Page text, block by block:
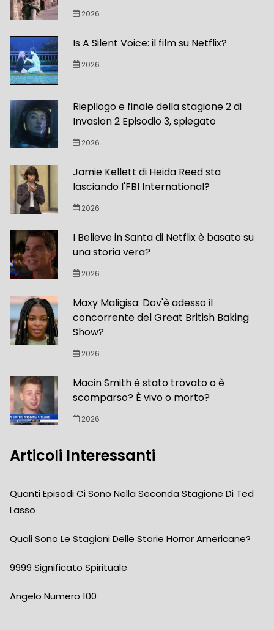
2026
Is A Silent Voice: il film su Netflix?
2026
Riepilogo e finale della stagione 2 di
Invasion 2 Episodio 3, spiegato
2026
Jamie Kellett di Heida Reed sta
lasciando l'FBI International?
2026
I Believe in Santa di Netflix è basato su
una storia vera?
2026
Maxy Maligisa: Dov'è adesso il
concorrente del Great British Baking
Show?
2026
Macin Smith è stato trovato o è
scomparso? È vivo o morto?
2026
Articoli Interessanti
Quanti Episodi Ci Sono Nella Seconda Stagione Di Ted
Lasso
Quali Sono Le Stagioni Delle Storie Horror Americane?
9999 Significato Spirituale
Angelo Numero 100